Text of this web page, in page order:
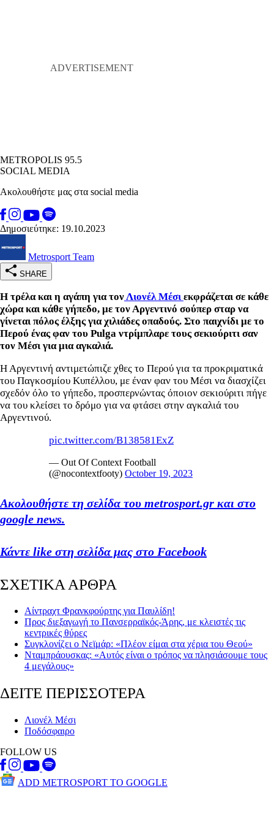
METROPOLIS 95.5
SOCIAL MEDIA
Ακολουθήστε μας στα social media
Δημοσιεύτηκε: 19.10.2023
Metrosport Team
SHARE
Η τρέλα και η αγάπη για τονΛιονέλ Μέσιεκφράζεται σε κάθε
χώρα και κάθε γήπεδο, με τον Αργεντινό σούπερ σταρ να
γίνεται πόλος έλξης για χιλιάδες οπαδούς. Στο παιχνίδι με το
Περού ένας φαν του Pulga ντρίμπλαρε τους σεκιούριτι σαν
τον Μέσι για μια αγκαλιά.
Η Αργεντινή αντιμετώπιζε χθες το Περού για τα προκριματικά
του Παγκοσμίου Κυπέλλου, με έναν φαν του Μέσι να διασχίζει
σχεδόν όλο το γήπεδο, προσπερνώντας όποιον σεκιούριτι πήγε
να του κλείσει το δρόμο για να φτάσει στην αγκαλιά του
Αργεντινού.
pic.twitter.com/B138581ExZ
— Out Of Context Football
(@nocontextfooty) October 19, 2023
Ακολουθήστε τη σελίδα του metrosport.gr και στο
google news.
Κάντε like στη σελίδα μας στο Facebook
ΣΧΕΤΙΚΑ ΑΡΘΡΑ
Αίντραχτ Φρανκφούρτης για Παυλίδη!
Προς διεξαγωγή το Πανσερραϊκός-Άρης, με κλειστές τις
κεντρικές θύρες
Συγκλονίζει ο Νεϊμάρ: «Πλέον είμαι στα χέρια του Θεού»
Νταμπράουσκας: «Αυτός είναι ο τρόπος να πλησιάσουμε τους
4 μεγάλους»
ΔΕΙΤΕ ΠΕΡΙΣΣΟΤΕΡΑ
Λιονέλ Μέσι
Ποδόσφαιρο
FOLLOW US
ADD METROSPORT TO GOOGLE